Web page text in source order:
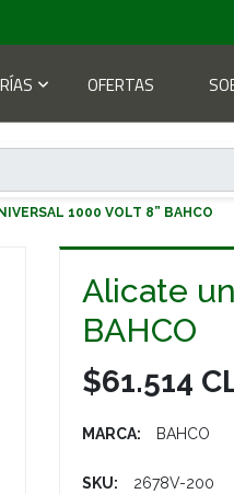
OFERTAS
1000 VOLT 8” BAHCO
Alicate
BAHCO
$61.514
MARCA: BAHCO
SKU: 2678V-200